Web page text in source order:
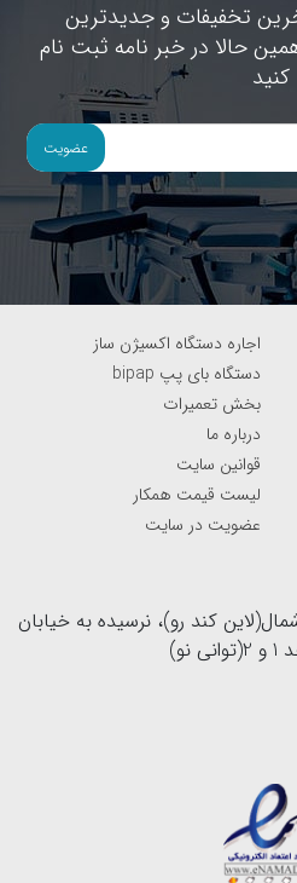
تخفیفات و جدیدترین
حالا در خبر نامه ثبت نام
کنید
عضویت
اجاره دستگاه اکسیژن ساز
دستگاه بای پپ bipap
بخش تعمیرات
درباره ما
قوانین سایت
لیست قیمت همکار
عضویت در سایت
کند رو)، نرسیده به خیابان
محبوب مجاز، پاساژ الماس واحد 1 و 2(توانی نو)